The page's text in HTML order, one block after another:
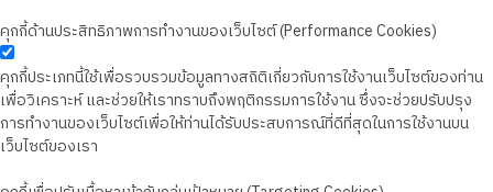
คุกกี้ด้านประสิทธิภาพการทำงานของเว็บไซต์ (Performance Cookies)
คุกกี้ประเภทนี้ใช้เพื่อรวบรวมข้อมูลทางสถิติเกี่ยวกับการใช้งานเว็บไซต์ของท่าน
เพื่อวิเคราะห์ และช่วยให้เราทราบถึงพฤติกรรมการใช้งาน ซึ่งจะช่วยปรับปรุง
การทำงานของเว็บไซต์เพื่อให้ท่านได้รับประสบการณ์ที่ดีที่สุดในการใช้งานบน
เว็บไซต์ของเรา